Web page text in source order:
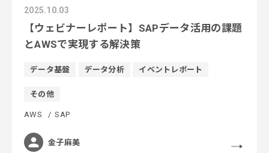
2025.10.03
【ウェビナーレポート】SAPデータ活用の課題
とAWSで実現する解決策
データ基盤 データ分析 イベントレポート
その他
AWS SAP
金子麻美